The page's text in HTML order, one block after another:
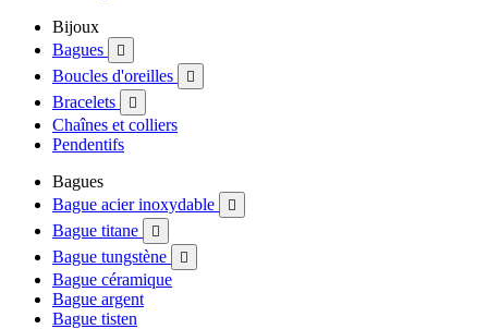
Bijoux
Bagues

Boucles d'oreilles 
Bracelets 
Chaînes et colliers
Pendentifs
Bagues
Bague acier inoxydable

Bague titane 
Bague tungstène 
Bague céramique
Bague argent
Bague tisten